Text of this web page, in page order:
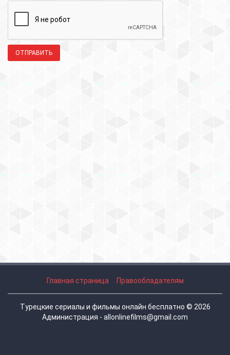
ОТПРАВИТЬ
Главная страница Правообладателям
Турецкие сериалы и фильмы онлайн бесплатно © 2026
Администрация - allonlinefilms@gmail.com